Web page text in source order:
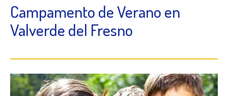
Campamento de Verano en
Valverde del Fresno